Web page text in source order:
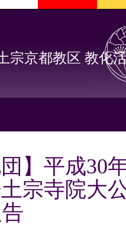
宗京都教区 教化
団】平成30
宗寺院大